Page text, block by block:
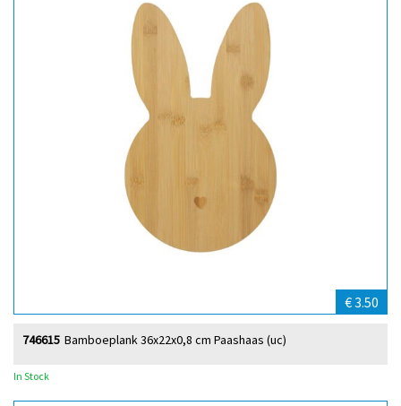
€ 3.50
Bamboeplank 36x22x0,8 cm Paashaas (uc)
746615
In Stock